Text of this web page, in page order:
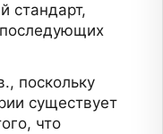
стандарт,
поскольку
существует
что